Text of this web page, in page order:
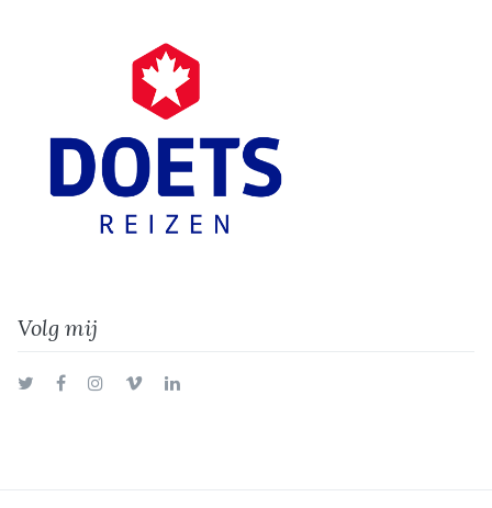
Volg mij
TwitterFacebookInstagram
VimeoLinkedIn